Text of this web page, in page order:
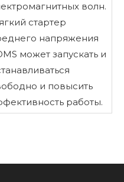
волн.
стартер
напряжения
может запускать и
и повысить
работы.